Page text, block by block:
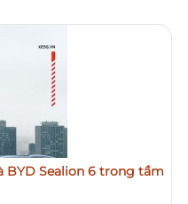
BYD Sealion 6 trong tầm